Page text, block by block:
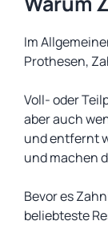
Im
Prothesen,
Voll- oder
aber auch
und entfernt
und machen
Bevor es
beliebteste